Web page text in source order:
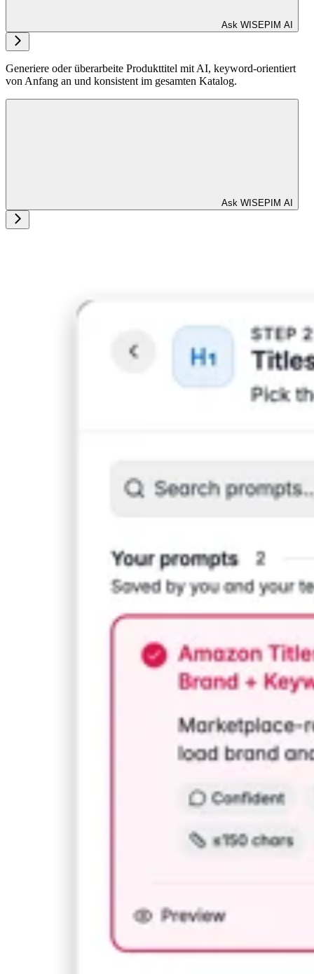
Ask WISEPIM AI
Generiere oder überarbeite Produkttitel mit AI, keyword-orientiert
von Anfang an und konsistent im gesamten Katalog.
Ask WISEPIM AI